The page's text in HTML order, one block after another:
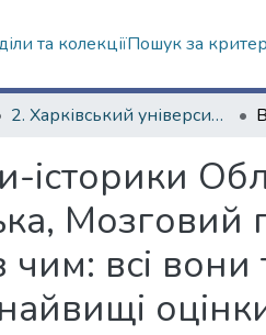
та колекціїПошук за
2. Харківський університет у фотографіях
історики
Мозговий
чим: всі